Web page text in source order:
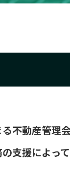
不動産管理
支援によって